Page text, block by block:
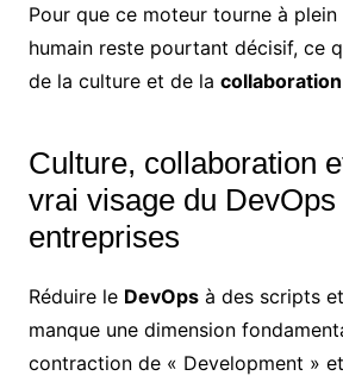
Pour que ce moteur tourne à
humain reste pourtant décisif, ce
de la culture et de la collaboration
Culture, collaboration
vrai visage du
entreprises
Réduire le DevOpsà des scripts
manque une dimension
contraction de « Development »